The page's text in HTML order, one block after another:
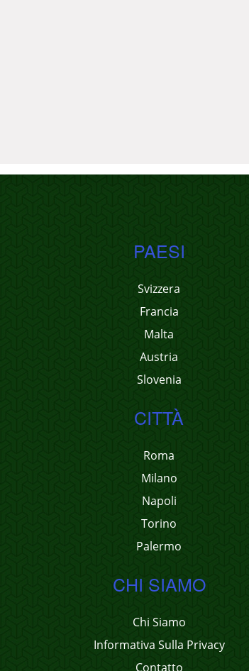
PAESI
Svizzera
Francia
Malta
Austria
Slovenia
CITTÀ
Roma
Milano
Napoli
Torino
Palermo
CHI SIAMO
Chi Siamo
Informativa Sulla Privacy
Contatto